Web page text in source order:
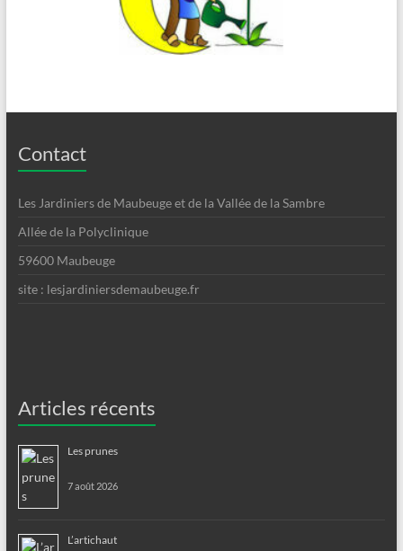
Contact
Les Jardiniers de Maubeuge et de la Vallée de la Sambre
Allée de la Polyclinique
59600 Maubeuge
site : lesjardiniersdemaubeuge.fr
Articles récents
Les prunes
7 août 2026
L’artichaut